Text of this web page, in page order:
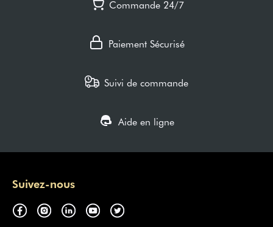
Commande 24/7
Paiement Sécurisé
Suivi de commande
Aide en ligne
Suivez-nous